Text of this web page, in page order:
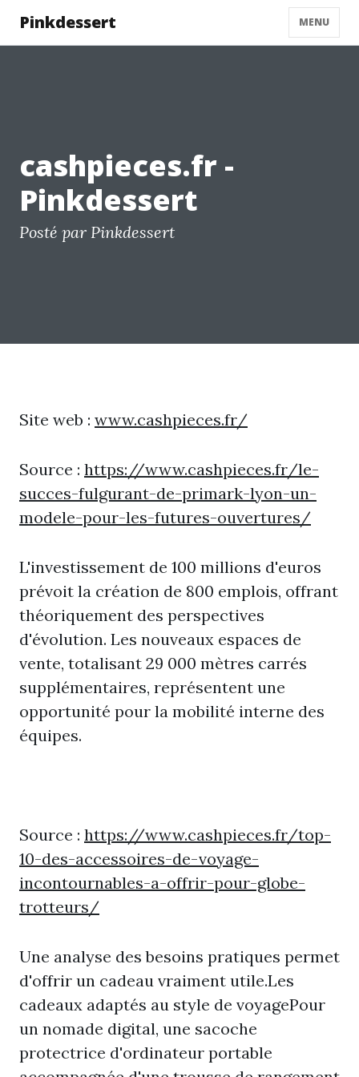
Pinkdessert MENU
cashpieces.fr -
Pinkdessert
Posté par Pinkdessert
Site web : www.cashpieces.fr/
Source : https://www.cashpieces.fr/le-
succes-fulgurant-de-primark-lyon-un-
modele-pour-les-futures-ouvertures/
L'investissement de 100 millions d'euros
prévoit la création de 800 emplois, offrant
théoriquement des perspectives
d'évolution. Les nouveaux espaces de
vente, totalisant 29 000 mètres carrés
supplémentaires, représentent une
opportunité pour la mobilité interne des
équipes.
Source : https://www.cashpieces.fr/top-
10-des-accessoires-de-voyage-
incontournables-a-offrir-pour-globe-
trotteurs/
Une analyse des besoins pratiques permet
d'offrir un cadeau vraiment utile.Les
cadeaux adaptés au style de voyagePour
un nomade digital, une sacoche
protectrice d'ordinateur portable